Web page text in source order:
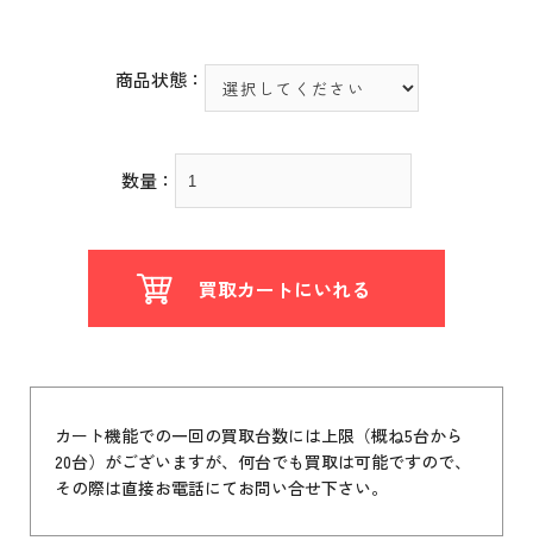
商品状態：
数量：
買取カートにいれる
カート機能での一回の買取台数には上限（概ね5台から
20台）がございますが、何台でも買取は可能ですので、
その際は直接お電話にてお問い合せ下さい。